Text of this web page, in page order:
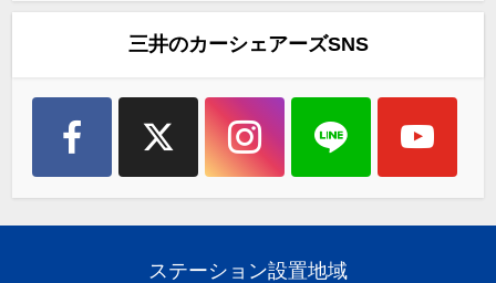
三井のカーシェアーズSNS
ステーション設置地域